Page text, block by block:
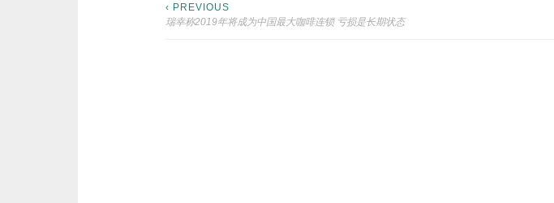
Post
‹ PREVIOUS
瑞幸称2019年将成为中国最大咖啡连锁 亏损是长期状态